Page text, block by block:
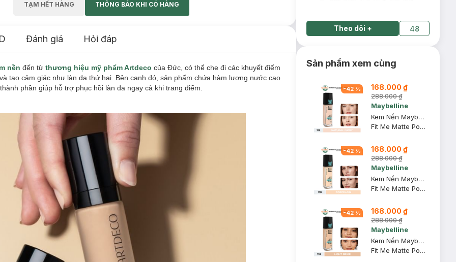
TẠM HẾT HÀNG THÔNG BÁO KHI CÓ HÀNG
Đánh giá Hỏi đáp
nền đến từ thương hiệu mỹ phẩm Artdeco của Đức, có thể che đi các khuyết điểm
tạo cảm giác như làn da thứ hai. Bên cạnh đó, sản phẩm chứa hàm lượng nước cao
phần giúp hỗ trợ phục hồi làn da ngay cả khi trang điểm.
Theo dõi + 48
Sản phẩm xem cùng
-42 % 168.000 ₫
288.000 ₫
Maybelline
Kem Nền Maybelline Mịn Nhẹ Kiềm Dầu Chống Nắng #112 30ml
Fit Me Matte Poreless Foundation SPF 22 PA+++ #112 Natural Ivory
-42 % 168.000 ₫
288.000 ₫
Maybelline
Kem Nền Maybelline Mịn Nhẹ Kiềm Dầu Chống Nắng #110 30ml
Fit Me Matte Poreless Foundation SPF 22 PA+++ #110 Porcelain
-42 % 168.000 ₫
288.000 ₫
Maybelline
Kem Nền Maybelline Mịn Nhẹ Kiềm Dầu Chống Nắng #118 30ml
Fit Me Matte Poreless Foundation SPF 22 - 118 Light Beige